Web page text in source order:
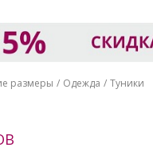
размеры Одежда Туники